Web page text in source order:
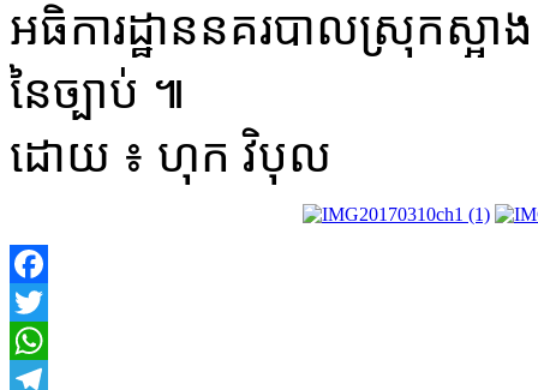
អធិការដ្ឋាន​នគរបាល​ស្រុក​ស្
នៃ​ច្បាប់ ៕
​ដោយ ៖ ហុក វិបុល​
Facebook
Twitter
WhatsApp